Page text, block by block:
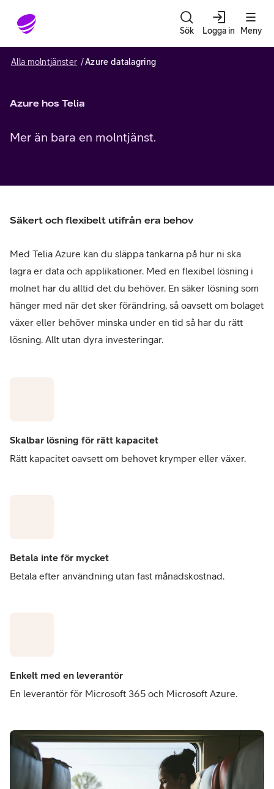
Gå till sidans innehåll
Sök Logga in Meny
Alla molntjänster Azure datalagring
Azure hos Telia
Mer än bara en molntjänst.
Säkert och flexibelt utifrån era behov
Med Telia Azure kan du släppa tankarna på hur ni ska
lagra er data och applikationer. Med en flexibel lösning i
molnet har du alltid det du behöver. En säker lösning som
hänger med när det sker förändring, så oavsett om bolaget
växer eller behöver minska under en tid så har du rätt
lösning. Allt utan dyra investeringar.
Skalbar lösning för rätt kapacitet
Rätt kapacitet oavsett om behovet krymper eller växer.
Betala inte för mycket
Betala efter användning utan fast månadskostnad.
Enkelt med en leverantör
En leverantör för Microsoft 365 och Microsoft Azure.